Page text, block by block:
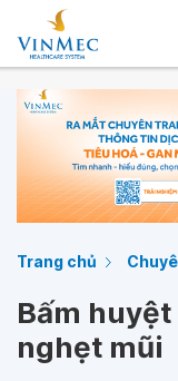
Trang chủ
Bấm
nghẹt mũi